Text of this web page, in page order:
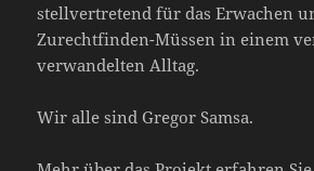
stellvertretend für das Erwachen
Zurechtfinden-Müssen in einem
verwandelten Alltag.
Wir alle sind Gregor Samsa.